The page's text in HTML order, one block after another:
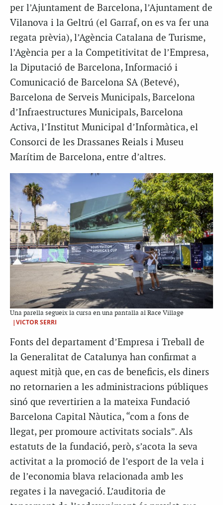
per l’Ajuntament de Barcelona, l’Ajuntament de
Vilanova i la Geltrú (el Garraf, on es va fer una
regata prèvia), l’Agència Catalana de Turisme,
l’Agència per a la Competitivitat de l’Empresa,
la Diputació de Barcelona, Informació i
Comunicació de Barcelona SA (Betevé),
Barcelona de Serveis Municipals, Barcelona
d’Infraestructures Municipals, Barcelona
Activa, l’Institut Municipal d’Informàtica, el
Consorci de les Drassanes Reials i Museu
Marítim de Barcelona, entre d’altres.
Una parella segueix la cursa en una pantalla al Race Village
|VICTOR SERRI
Fonts del departament d’Empresa i Treball de
la Generalitat de Catalunya han confirmat a
aquest mitjà que, en cas de beneficis, els diners
no retornarien a les administracions públiques
sinó que revertirien a la mateixa Fundació
Barcelona Capital Nàutica, “com a fons de
llegat, per promoure activitats socials”. Als
estatuts de la fundació, però, s’acota la seva
activitat a la promoció de l’esport de la vela i
de l’economia blava relacionada amb les
regates i la navegació. L’auditoria de